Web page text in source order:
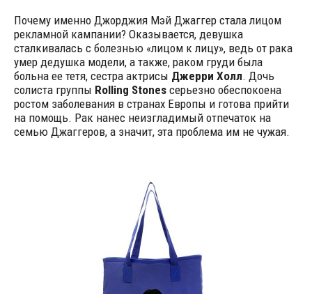
Почему именно Джорджия Мэй Джаггер стала лицом
рекламной кампании? Оказывается, девушка
сталкивалась с болезнью «лицом к лицу», ведь от рака
умер дедушка модели, а также, раком груди была
больна ее тетя, сестра актрисы Джерри Холл. Дочь
солиста группы Rolling Stonesсерьезно обеспокоена
ростом заболевания в странах Европы и готова прийти
на помощь. Рак нанес неизгладимый отпечаток на
семью Джаггеров, а значит, эта проблема им не чужая.